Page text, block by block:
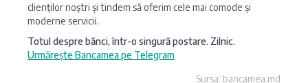
clienților noștri și tindem să oferim cele mai comode și
moderne servicii.
Totul despre bănci, într-o singură postare. Zilnic.
Urmărește Bancamea pe Telegram
Sursa: bancamea.md